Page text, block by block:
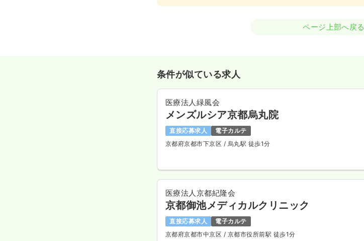
ページ上部へ戻る
条件が似ている求人
医療法人緑風会
メンズルシア京都烏丸院
直接応募求人
電子カルテ
京都府京都市下京区 / 烏丸駅 徒歩1分
医療法人京都紀隆会
京都御池メディカルクリニック
直接応募求人
電子カルテ
京都府京都市中京区 / 京都市役所前駅 徒歩1分